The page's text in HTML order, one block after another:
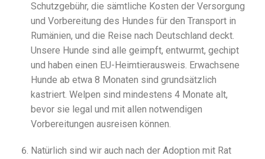
Schutzgebühr, die sämtliche Kosten der Versorgung
und Vorbereitung des Hundes für den Transport in
Rumänien, und die Reise nach Deutschland deckt.
Unsere Hunde sind alle geimpft, entwurmt, gechipt
und haben einen EU-Heimtierausweis. Erwachsene
Hunde ab etwa 8 Monaten sind grundsätzlich
kastriert. Welpen sind mindestens 4 Monate alt,
bevor sie legal und mit allen notwendigen
Vorbereitungen ausreisen können.
Natürlich sind wir auch nach der Adoption mit Rat